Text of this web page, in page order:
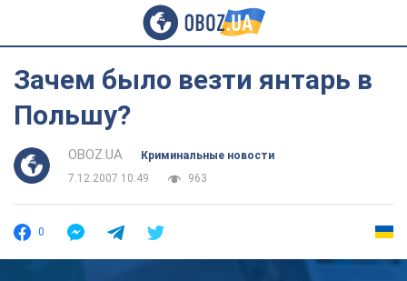
Зачем было везти янтарь в
Польшу?
OBOZ.UA
Криминальные новости
7.12.2007 10:49
963
0